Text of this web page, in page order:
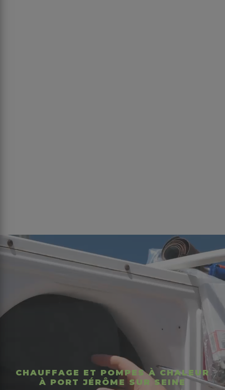
CHAUFFAGE ET POMPES À CHALEUR
À PORT JÉRÔME SUR SEINE